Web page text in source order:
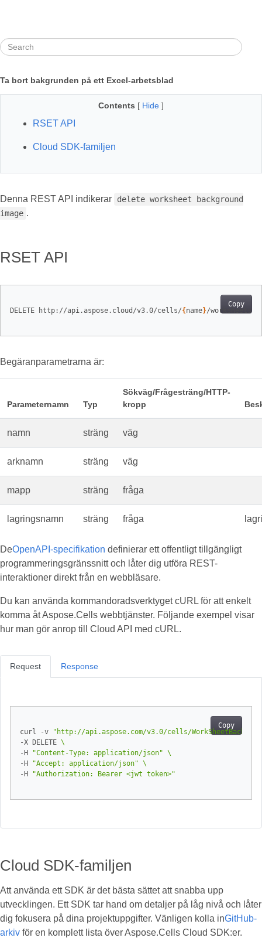
Ta bort bakgrunden på ett Excel-arbetsblad
Contents [ Hide ]
RSET API
Cloud SDK-familjen
Denna REST API indikerar
delete worksheet background
image .
RSET API
Copy
DELETE http://api.aspose.cloud/v3.0/cells/{ name}/worksheets/
Begäranparametrarna är:
Parameternamn Typ
Sökväg/Frågesträng/HTTP-
kropp
namn sträng väg
arknamn sträng väg
mapp sträng fråga
lagringsnamn sträng fråga
DeOpenAPI-specifikation definierar ett offentligt tillgängligt
programmeringsgränssnitt och låter dig utföra REST-
interaktioner direkt från en webbläsare.
Du kan använda kommandoradsverktyget cURL för att enkelt
komma åt Aspose.Cells webbtjänster. Följande exempel visar
hur man gör anrop till Cloud API med cURL.
Request
Copy
curl -v
"http://api.aspose.com/v3.0/cells/
-X DELETE
-H
"Content-Type: application/json"
-H
"Accept: application/json"
-H
"Authorization: Bearer <jwt token>"
Response
Cloud SDK-familjen
Att använda ett SDK är det bästa sättet att snabba upp
utvecklingen. Ett SDK tar hand om detaljer på låg nivå och låter
dig fokusera på dina projektuppgifter. Vänligen kolla inGitHub-
arkiv för en komplett lista över Aspose.Cells Cloud SDK:er.